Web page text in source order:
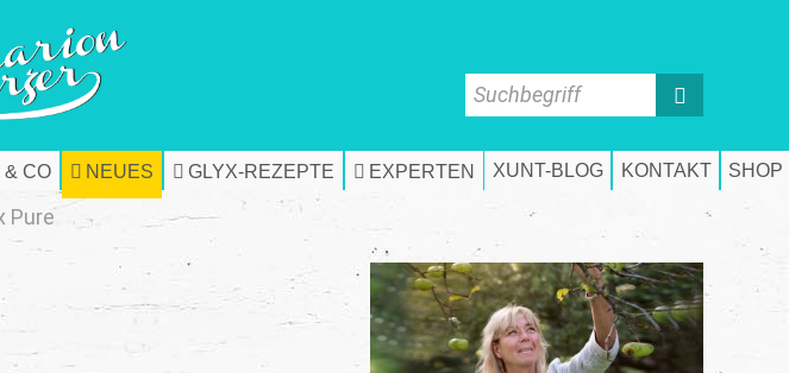
CO NEUES GLYX-REZEPTE EXPERTEN XUNT-BLOG KONTAKT SHOP
Suchbegriff
Pure